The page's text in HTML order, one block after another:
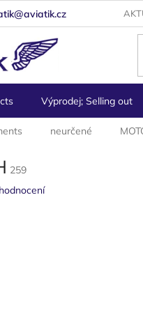
Výprodej; Selling out
neurčené
259